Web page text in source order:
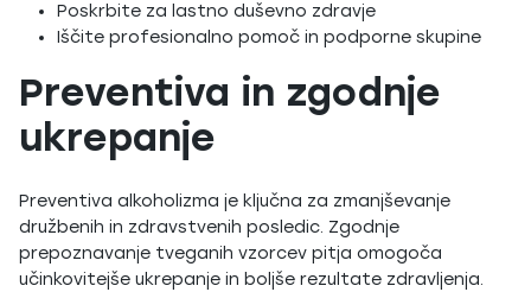
Poskrbite za lastno duševno zdravje
Iščite profesionalno pomoč in podporne skupine
Preventiva in zgodnje
ukrepanje
Preventiva alkoholizma je ključna za zmanjševanje
družbenih in zdravstvenih posledic. Zgodnje
prepoznavanje tveganih vzorcev pitja omogoča
učinkovitejše ukrepanje in boljše rezultate zdravljenja.